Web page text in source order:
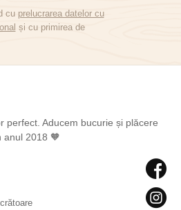
cu prelucrarea datelor cu
și cu primirea de
perfect. Aducem bucurie și plăcere
anul 2018 🧡